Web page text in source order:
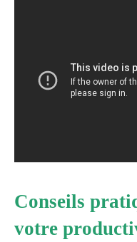
Conseils
votre